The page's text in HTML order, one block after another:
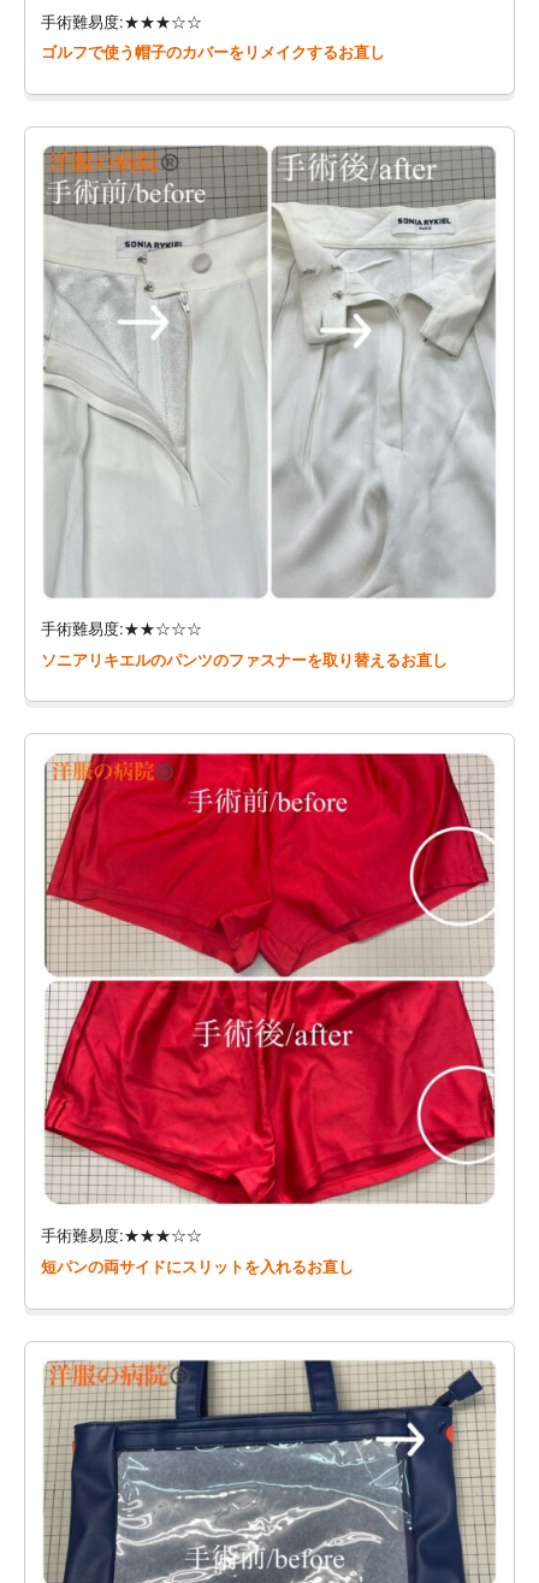
手術難易度:★★★☆☆
ゴルフで使う帽子のカバーをリメイクするお直し
手術難易度:★★☆☆☆
ソニアリキエルのパンツのファスナーを取り替えるお直し
手術難易度:★★★☆☆
短パンの両サイドにスリットを入れるお直し